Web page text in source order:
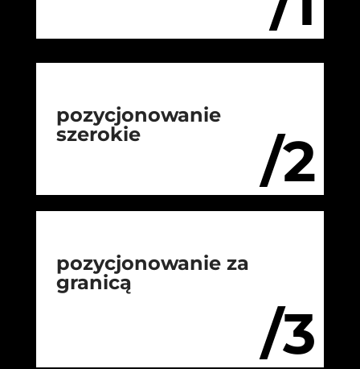
/2
pozycjonowanie
szerokie
/3
pozycjonowanie za
granicą